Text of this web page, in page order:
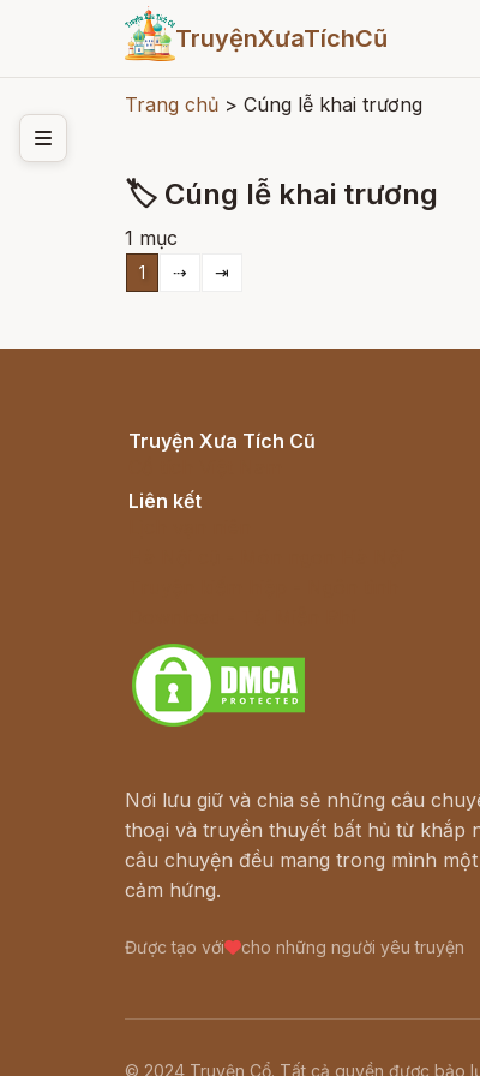
TruyệnXưaTíchCũ
Trang chủ > Cúng lễ khai trương
🏷 Cúng lễ khai trương
1 mục
1 ⇢ ⇥
Truyện Xưa Tích Cũ
Liên kết
Nơi lưu giữ và chia sẻ những câu
thoại và truyền thuyết bất hủ từ khắp
câu chuyện đều mang trong mình
cảm hứng.
Được tạo với cho những người yêu truyện
© 2024 Truyện Cổ. Tất cả quyền được bảo